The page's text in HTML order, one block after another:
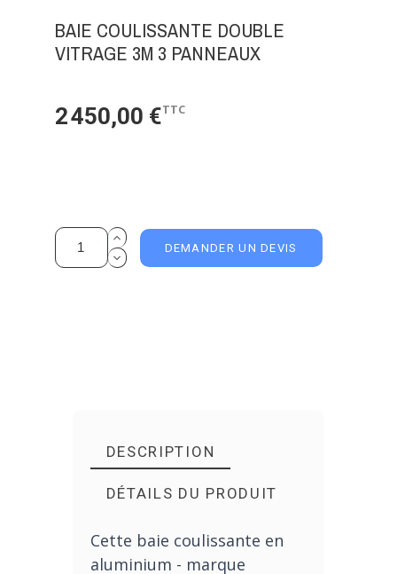
BAIE COULISSANTE DOUBLE
VITRAGE 3M 3 PANNEAUX
2 450,00 €TTC
DEMANDER UN DEVIS
DESCRIPTION
DÉTAILS DU PRODUIT
Cette baie coulissante en
aluminium - marque